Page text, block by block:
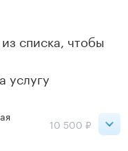
списка, чтобы
услугу
10 500 ₽